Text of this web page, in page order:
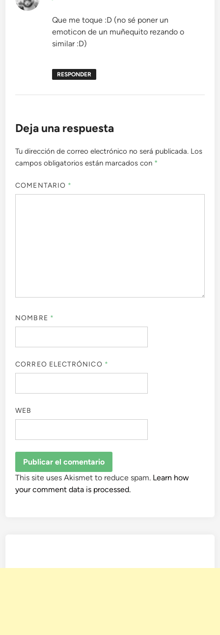
Que me toque :D (no sé poner un
emoticon de un muñequito rezando o
similar :D)
RESPONDER
Deja una respuesta
Tu dirección de correo electrónico no será publicada. Los
campos obligatorios están marcados con *
COMENTARIO *
NOMBRE *
CORREO ELECTRÓNICO *
WEB
This site uses Akismet to reduce spam. Learn how
your comment data is processed.